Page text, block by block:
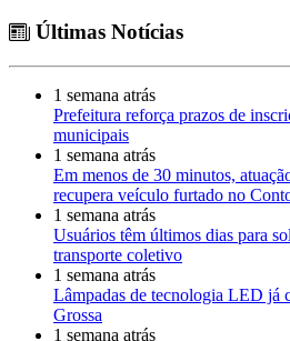
Últimas Notícias
1 semana atrás
Prefeitura reforça prazos de
municipais
1 semana atrás
Em menos de 30 minutos,
recupera veículo furtado no
1 semana atrás
Usuários têm últimos dias para
transporte coletivo
1 semana atrás
Lâmpadas de tecnologia LED já
Grossa
1 semana atrás